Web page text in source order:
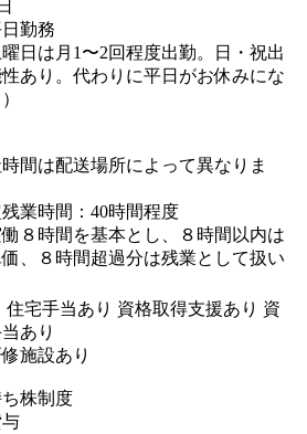
勤務
日は月1〜2回程度出勤。日・祝出
あり。代わりに平日がお休みにな
間は配送場所によって異なりま
業時間：40時間程度
時間を基本とし、８時間以内は
、８時間超過分は残業として扱い
住宅手当あり 資格取得支援あり 資
あり
施設あり
ち株制度
与